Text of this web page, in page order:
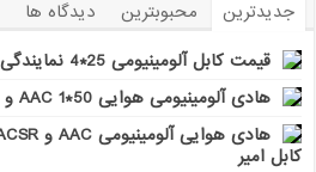
جدیدترین محبوبترین دیدگاه ها
قیمت کابل آلومینیومی 25*4 نمایندگی فروش تهران لاله زار
هادی آلومینیومی هوایی 50*1 AAC و AAAC صادرات ماهان کابل
کابل امیر